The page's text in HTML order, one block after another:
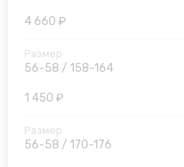
4 660 ₽
56-58 / 158-164
1 450 ₽
56-58 / 170-176